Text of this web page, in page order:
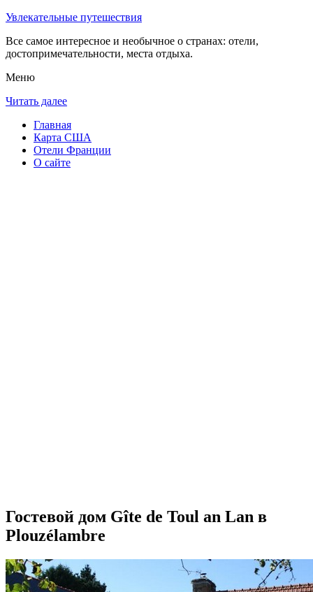
Увлекательные путешествия
Все самое интересное и необычное о странах: отели,
достопримечательности, места отдыха.
Меню
Читать далее
Главная
Карта США
Отели Франции
О сайте
Гостевой дом Gîte de Toul an Lan в
Plouzélambre